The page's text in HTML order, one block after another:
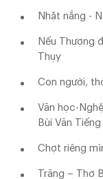
Nhặt nắng -
Nếu Thượng
Thụy
Con người,
Văn học-
Bùi Văn Tiếng
Chợt riêng
Trăng – Thơ